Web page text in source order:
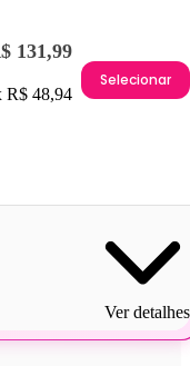
131,99
R$ 48,94
Selecionar
Ver detalhes